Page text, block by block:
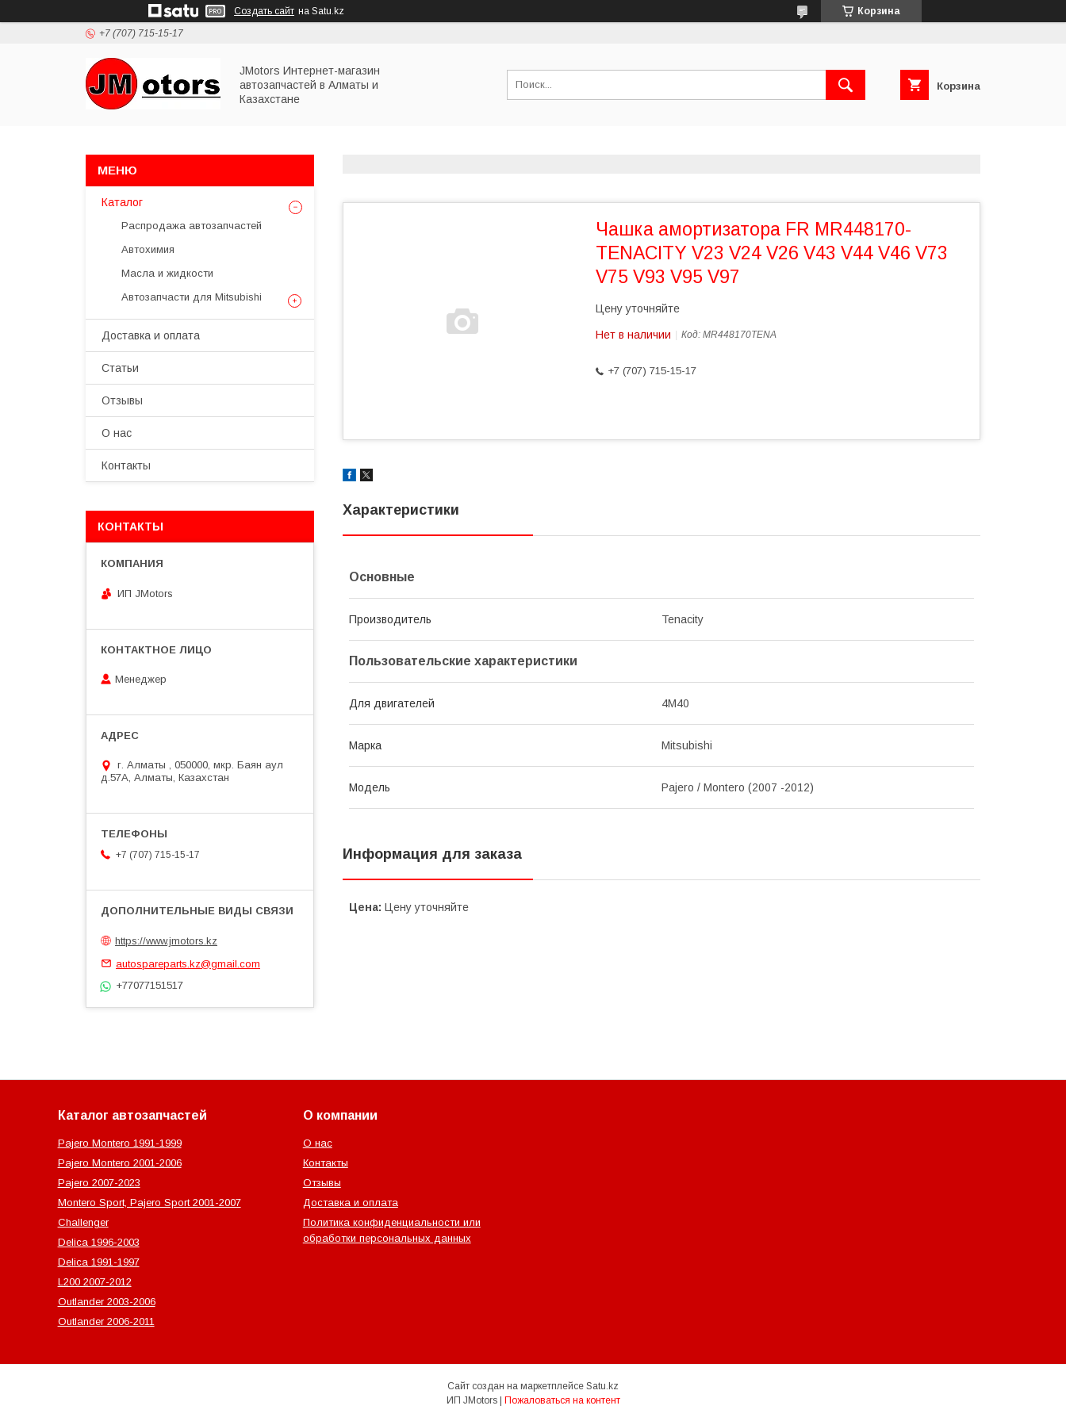
Создать сайт на Satu.kz Корзина
+7 (707) 715-15-17
JMotors Интернет-магазин
автозапчастей в Алматы и
Казахстане
Корзина
Чашка амортизатора FR MR448170-
TENACITY V23 V24 V26 V43 V44 V46 V73
V75 V93 V95 V97
Цену уточняйте
Нет в наличии Код: MR448170TENA
+7 (707) 715-15-17
Характеристики
Основные
Производитель Tenacity
Пользовательские характеристики
Для двигателей 4M40
Марка Mitsubishi
Модель Pajero / Montero (2007 -2012)
Информация для заказа
Цена: Цену уточняйте
Каталог
Распродажа автозапчастей
Автохимия
Масла и жидкости
Автозапчасти для Mitsubishi
Доставка и оплата
Статьи
Отзывы
О нас
Контакты
КОНТАКТЫ
ИП JMotors
Менеджер
г. Алматы , 050000, мкр. Баян аул
д.57А, Алматы, Казахстан
+7 (707) 715-15-17
https://www.jmotors.kz
autospareparts.kz@gmail.com
+77077151517
Каталог автозапчастей
Pajero Montero 1991-1999
Pajero Montero 2001-2006
Pajero 2007-2023
Montero Sport, Pajero Sport 2001-2007
Challenger
Delica 1996-2003
Delica 1991-1997
L200 2007-2012
Outlander‎ 2003-2006
Outlander‎ 2006-2011
О компании
О нас
Контакты
Отзывы
Доставка и оплата
Политика конфиденциальности или
обработки персональных данных
Сайт создан на маркетплейсе Satu.kz
ИП JMotors | Пожаловаться на контент